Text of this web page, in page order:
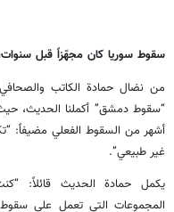
سقوط سوريا كان مجهّزاً قبل
من نضال حمادة الكاتب والصحافي
أشهر من السقوط الفعلي مضيفاً:
غير طبيعي”.
يكمل حمادة الحديث قائلاً: “كنت
المجموعات التي تعمل على سقوط